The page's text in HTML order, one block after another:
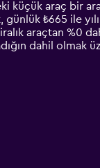
küçük araç bir
günlük ₺665 ile
araçtan %0
dahil